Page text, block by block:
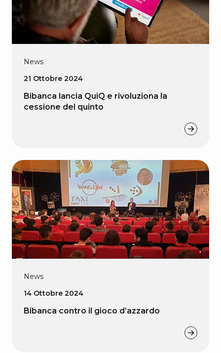
News
21 Ottobre 2024
Bibanca lancia QuiQ e rivoluziona la
cessione del quinto
News
14 Ottobre 2024
Bibanca contro il gioco d’azzardo